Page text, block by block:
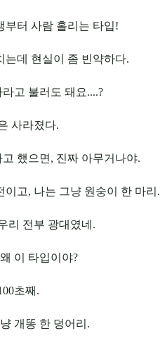
부터 사람 홀리는 타입!
는데 현실이 좀 빈약하다.
고 불러도 돼요....?
사라졌다.
했으면, 진짜 아무거나야.
이고, 나는 그냥 원숭이 한 마리.
리 전부 광대였네.
이 타입이야?
초째.
개똥 한 덩어리.